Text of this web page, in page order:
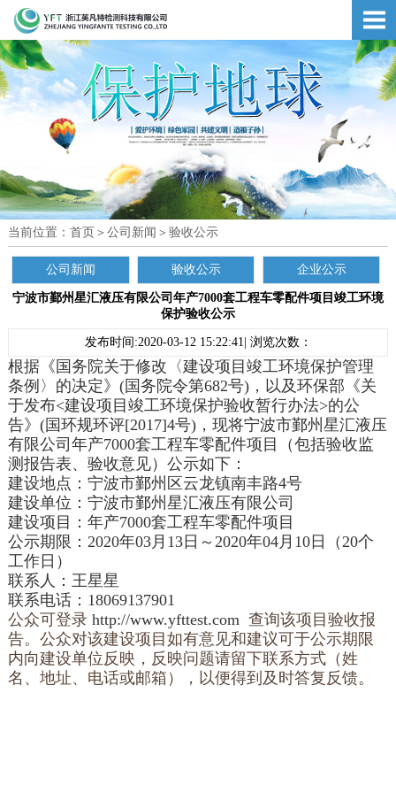
当前位置： 首页 ＞ 公司新闻 ＞ 验收公示
公司新闻 验收公示 企业公示
宁波市鄞州星汇液压有限公司年产7000套工程车零配件项目竣工环境
保护验收公示
发布时间:2020-03-12 15:22:41| 浏览次数：
根据《国务院关于修改〈建设项目竣工环境保护管理
条例〉的决定》(国务院令第682号)，以及环保部《关
于发布<建设项目竣工环境保护验收暂行办法>的公
告》(国环规环评[2017]4号)，现将宁波市鄞州星汇液压
有限公司 年产7000套工程车零配件项目
（包括验收监
测报告表、验收意见）公示如下：
建设地点： 宁波市鄞州区云龙镇南丰路4号
建设单位： 宁波市鄞州星汇液压有限公司
建设项目： 年产7000套工程车零配件项目
公示期限：2020年03月13日～2020年04月10日（20个
工作日）
联系人： 王星星
联系电话： 18069137901
公众可登录 http://www.yfttest.com 查询该项目验收报
告。公众对该建设项目如有意见和建议可于公示期限
内向建设单位反映，反映问题请留下联系方式（姓
名、地址、电话或邮箱），以便得到及时答复反馈。